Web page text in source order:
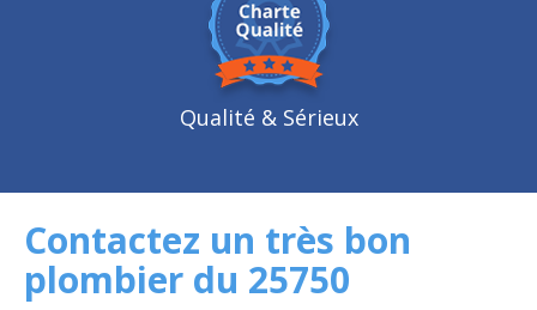
Qualité & Sérieux
Contactez un très bon
plombier du 25750